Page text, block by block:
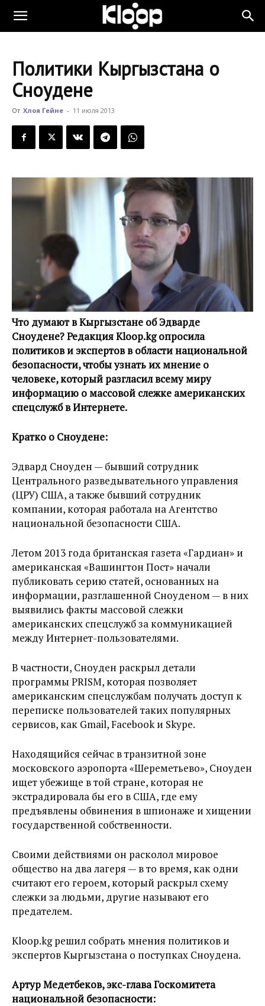
KLOOP.KG
Новости
Политики Кыргызстана о
Сноудене
От Хлоя Гейне - 11 июля 2013
Что думают в Кыргызстане об Эдварде
Сноудене? Редакция Kloop.kg опросила
политиков и экспертов в области национальной
безопасности, чтобы узнать их мнение о
человеке, который разгласил всему миру
информацию о массовой слежке американских
спецслужб в Интернете.
Кратко о Сноудене:
Эдвард Сноуден — бывший сотрудник
Центрального разведывательного управления
(ЦРУ) США, а также бывший сотрудник
компании, которая работала на Агентство
национальной безопасности США.
Летом 2013 года британская газета «Гардиан» и
американская «Вашингтон Пост» начали
публиковать серию статей, основанных на
информации, разглашенной Сноуденом — в них
выявились факты массовой слежки
американских спецслужб за коммуникацией
между Интернет-пользователями.
В частности, Сноуден раскрыл детали
программы PRISM, которая позволяет
американским спецслужбам получать доступ к
переписке пользователей таких популярных
сервисов, как Gmail, Facebook и Skype.
Находящийся сейчас в транзитной зоне
московского аэропорта «Шереметьево», Сноуден
ищет убежище в той стране, которая не
экстрадировала бы его в США, где ему
предъявлены обвинения в шпионаже и хищении
государственной собственности.
Своими действиями он расколол мировое
общество на два лагеря — в то время, как одни
считают его героем, который раскрыл схему
слежки за людьми, другие называют его
предателем.
Kloop.kg решил собрать мнения политиков и
экспертов Кыргызстана о поступках Сноудена.
Артур Медетбеков, экс-глава Госкомитета
национальной безопасности: